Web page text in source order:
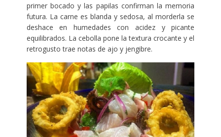
primer bocado y las papilas confirman la memoria
futura. La carne es blanda y sedosa, al morderla se
deshace en humedades con acidez y picante
equilibrados. La cebolla pone la textura crocante y el
retrogusto trae notas de ajo y jengibre.